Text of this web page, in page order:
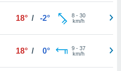
18° / -2° 8- 30
km/h
18° / 0° 9- 37
km/h